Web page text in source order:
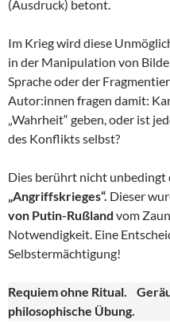
(Ausdruck) betont.
Im Krieg wird diese
in der Manipulation von
Sprache oder der
Autor:innen fragen damit:
„Wahrheit“ geben, oder ist
des Konflikts selbst?
Dies berührt nicht unbedingt
„Angriffskrieges“. Dieser
von Putin-Rußland vom
Notwendigkeit. Eine
Selbstermächtigung!
Requiem ohne Ritual.
philosophische Übung.